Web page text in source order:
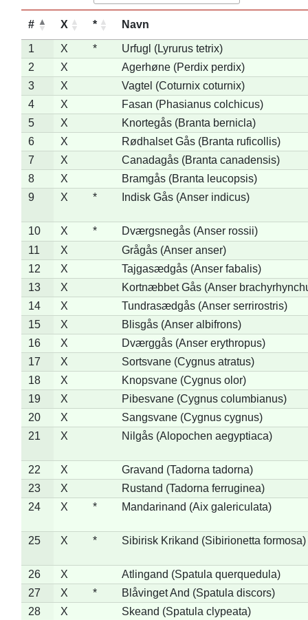
# X * Navn
1 X *
Urfugl (Lyrurus tetrix)
2
X
Agerhøne (Perdix perdix)
3
X
Vagtel (Coturnix coturnix)
4
X
Fasan (Phasianus colchicus)
5
X
Knortegås (Branta bernicla)
6
X
Rødhalset Gås (Branta ruficollis)
7
X
Canadagås (Branta canadensis)
8
X
Bramgås (Branta leucopsis)
9
X * Indisk Gås (Anser indicus)
10 X *
Dværgsnegås (Anser rossii)
11
X
Grågås (Anser anser)
12
X
Tajgasædgås (Anser fabalis)
13
X
Kortnæbbet Gås (Anser
14
X
Tundrasædgås (Anser serrirostris)
15
X
Blisgås (Anser albifrons)
16
X
Dværggås (Anser erythropus)
17
X
Sortsvane (Cygnus atratus)
18
X
Knopsvane (Cygnus olor)
19
X
Pibesvane (Cygnus columbianus)
20
X
Sangsvane (Cygnus cygnus)
21
X Nilgås (Alopochen aegyptiaca)
22 X
Gravand (Tadorna tadorna)
23
X
Rustand (Tadorna ferruginea)
24
X * Mandarinand (Aix galericulata)
25 X * Sibirisk Krikand (Sibirionetta formosa)
26 X
Atlingand (Spatula querquedula)
27
X *
Blåvinget And (Spatula discors)
28
X
Skeand (Spatula clypeata)